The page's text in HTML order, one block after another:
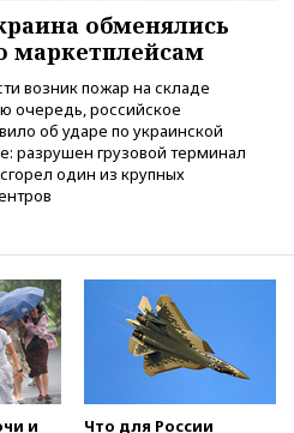
обменялись
маркетплейсам
возник пожар на складе
очередь, российское
об ударе по украинской
разрушен грузовой терминал
один из крупных
и Что для России